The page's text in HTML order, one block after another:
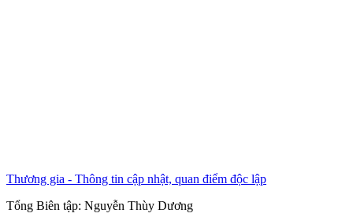
Thương gia - Thông tin cập nhật, quan điểm độc lập
Tổng Biên tập: Nguyễn Thùy Dương